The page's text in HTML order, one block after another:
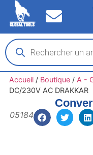
Accueil/ Boutique/ A -
DC/230V AC DRAKKAR
05184